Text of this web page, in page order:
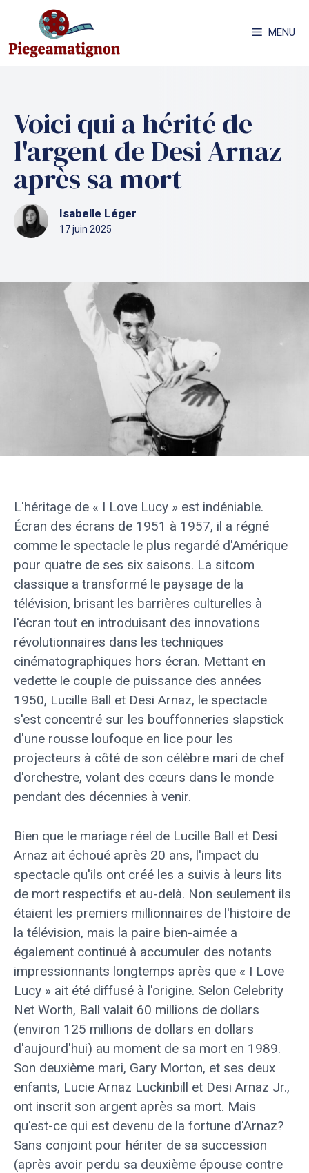
contenu
MENU
Voici qui a hérité de
l'argent de Desi Arnaz
après sa mort
Isabelle Léger
17 juin 2025
L'héritage de « I Love Lucy » est indéniable.
Écran des écrans de 1951 à 1957, il a régné
comme le spectacle le plus regardé d'Amérique
pour quatre de ses six saisons. La sitcom
classique a transformé le paysage de la
télévision, brisant les barrières culturelles à
l'écran tout en introduisant des innovations
révolutionnaires dans les techniques
cinématographiques hors écran. Mettant en
vedette le couple de puissance des années
1950, Lucille Ball et Desi Arnaz, le spectacle
s'est concentré sur les bouffonneries slapstick
d'une rousse loufoque en lice pour les
projecteurs à côté de son célèbre mari de chef
d'orchestre, volant des cœurs dans le monde
pendant des décennies à venir.
Bien que le mariage réel de Lucille Ball et Desi
Arnaz ait échoué après 20 ans, l'impact du
spectacle qu'ils ont créé les a suivis à leurs lits
de mort respectifs et au-delà. Non seulement ils
étaient les premiers millionnaires de l'histoire de
la télévision, mais la paire bien-aimée a
également continué à accumuler des notants
impressionnants longtemps après que « I Love
Lucy » ait été diffusé à l'origine. Selon Celebrity
Net Worth, Ball valait 60 millions de dollars
(environ 125 millions de dollars en dollars
d'aujourd'hui) au moment de sa mort en 1989.
Son deuxième mari, Gary Morton, et ses deux
enfants, Lucie Arnaz Luckinbill et Desi Arnaz Jr.,
ont inscrit son argent après sa mort. Mais
qu'est-ce qui est devenu de la fortune d'Arnaz?
Sans conjoint pour hériter de sa succession
(après avoir perdu sa deuxième épouse contre